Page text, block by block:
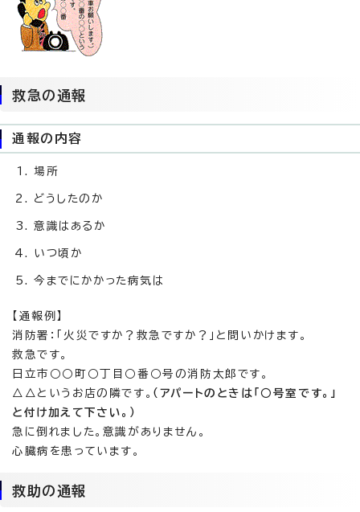
救急の通報
通報の内容
場所
どうしたのか
意識はあるか
いつ頃か
今までにかかった病気は
【通報例】
消防署：「火災ですか？救急ですか？」と問いかけます。
救急です。
日立市○○町○丁目○番○号の消防太郎です。
△△というお店の隣です。 （アパートのときは「○号室です。」
と付け加えて下さい。）
急に倒れました。意識がありません。
心臓病を患っています。
救助の通報